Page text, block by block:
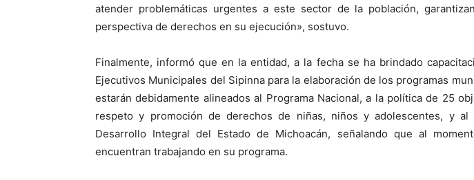
atender problemáticas urgentes a este sector de la población,
perspectiva de derechos en su ejecución», sostuvo.
Finalmente, informó que en la entidad, a la fecha se ha brindado
Ejecutivos Municipales del Sipinna para la elaboración de los programas
estarán debidamente alineados al Programa Nacional, a la política de 25
respeto y promoción de derechos de niñas, niños y adolescentes, y al
Desarrollo Integral del Estado de Michoacán, señalando que al
encuentran trabajando en su programa.